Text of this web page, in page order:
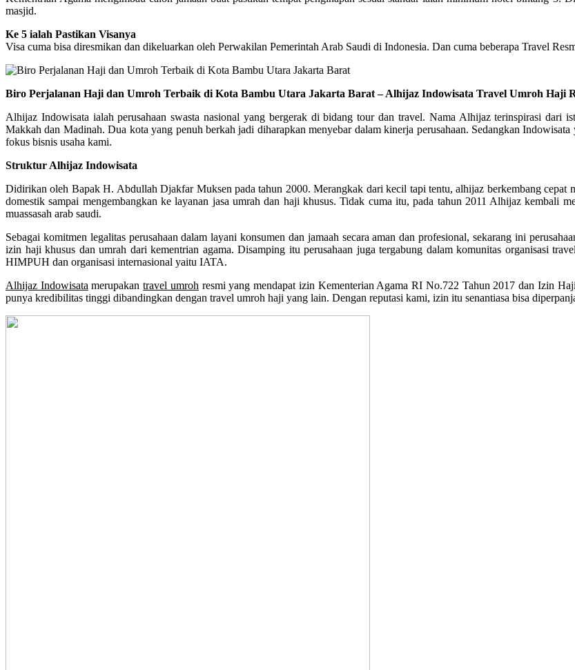
masjid.
Ke 5 ialah Pastikan Visanya
Visa cuma bisa diresmikan dan dikeluarkan oleh Perwakilan Pemerintah Arab Saudi di Indonesia. Dan cuma beberapa Travel
Biro Perjalanan Haji dan Umroh Terbaik di Kota Bambu Utara Jakarta Barat – Alhijaz Indowisata Travel Umroh Haji
Alhijaz Indowisata ialah perusahaan swasta nasional yang bergerak di bidang tour dan travel. Nama Alhijaz terinspirasi dari
Makkah dan Madinah. Dua kota yang penuh berkah jadi diharapkan menyebar dalam kinerja perusahaan. Sedangkan
fokus bisnis usaha kami.
Struktur Alhijaz Indowisata
Didirikan oleh Bapak H. Abdullah Djakfar Muksen pada tahun 2000. Merangkak dari kecil tapi tentu, alhijaz berkembang cepat
domestik sampai mengembangkan ke layanan jasa umrah dan haji khusus. Tidak cuma itu, pada tahun 2011 Alhijaz kembali
muassasah arab saudi.
Sebagai komitmen legalitas perusahaan dalam layani konsumen dan jamaah secara aman dan profesional, sekarang ini
izin haji khusus dan umrah dari kementrian agama. Disamping itu perusahaan juga tergabung dalam komunitas organisasi
HIMPUH dan organisasi internasional yaitu IATA.
Alhijaz Indowisata merupakantravel umroh resmi yang mendapat izin Kementerian Agama RI No.722 Tahun 2017 dan Izin
punya kredibilitas tinggi dibandingkan dengan travel umroh haji yang lain. Dengan reputasi kami, izin itu senantiasa bisa